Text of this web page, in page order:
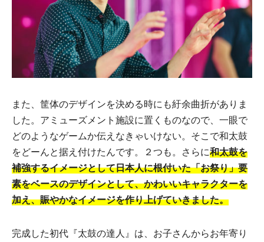
また、筐体のデザインを決める時にも紆余曲折がありま
した。アミューズメント施設に置くものなので、一眼で
どのようなゲームか伝えなきゃいけない。そこで和太鼓
をどーんと据え付けたんです。２つも。さらに和太鼓を
補強するイメージとして日本人に根付いた「お祭り」要
素をベースのデザインとして、かわいいキャラクターを
加え、賑やかなイメージを作り上げていきました。
完成した初代『太鼓の達人』は、お子さんからお年寄り